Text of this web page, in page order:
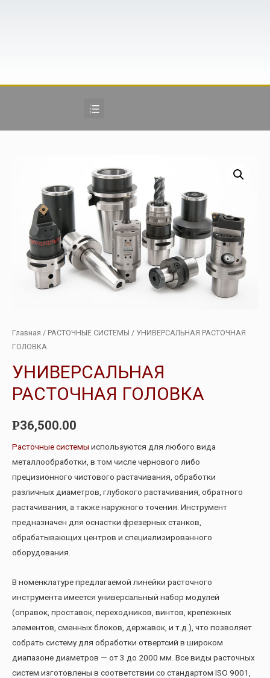
Главная / РАСТОЧНЫЕ СИСТЕМЫ / УНИВЕРСАЛЬНАЯ РАСТОЧНАЯ
ГОЛОВКА
УНИВЕРСАЛЬНАЯ
РАСТОЧНАЯ ГОЛОВКА
Р36,500.00
Расточные системы используются для любого вида
металлообработки, в том числе чернового либо
прецизионного чистового растачивания, обработки
различных диаметров, глубокого растачивания, обратного
растачивания, а также наружного точения. Инструмент
предназначен для оснастки фрезерных станков,
обрабатывающих центров и специализированного
оборудования.
В номенклатуре предлагаемой линейки расточного
инструмента имеется универсальный набор модулей
(оправок, проставок, переходников, винтов, крепёжных
элементов, сменных блоков, державок, и т.д.), что позволяет
собрать систему для обработки отвертсий в широком
диапазоне диаметров — от 3 до 2000 мм. Все виды расточных
систем изготовлены в соответствии со стандартом ISO 9001,